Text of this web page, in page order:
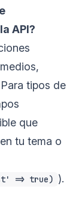
API?
tipos de
que
tu tema o
=> true) ).